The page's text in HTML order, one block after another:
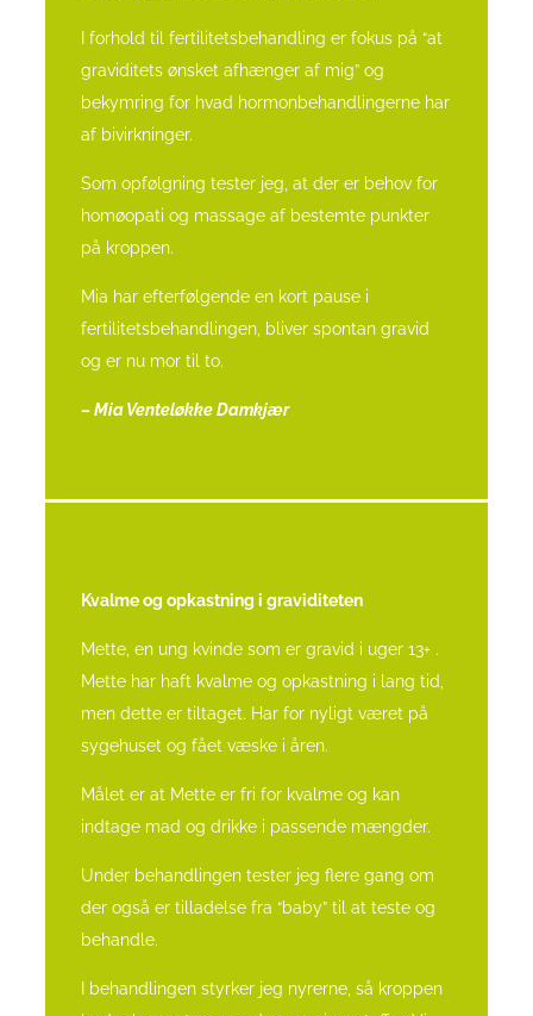
I forhold til fertilitetsbehandling er fokus på “at
graviditets ønsket afhænger af mig” og
bekymring for hvad hormonbehandlingerne har
af bivirkninger.
Som opfølgning tester jeg, at der er behov for
homøopati og massage af bestemte punkter
på kroppen.
Mia har efterfølgende en kort pause i
fertilitetsbehandlingen, bliver spontan gravid
og er nu mor til to.
– Mia Venteløkke Damkjær
Kvalme og opkastning i graviditeten
Mette, en ung kvinde som er gravid i uger 13+ .
Mette har haft kvalme og opkastning i lang tid,
men dette er tiltaget. Har for nyligt været på
sygehuset og fået væske i åren.
Målet er at Mette er fri for kvalme og kan
indtage mad og drikke i passende mængder.
Under behandlingen tester jeg flere gang om
der også er tilladelse fra “baby” til at teste og
behandle.
I behandlingen styrker jeg nyrerne, så kroppen